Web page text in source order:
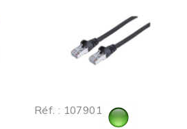
Réf. : 107901